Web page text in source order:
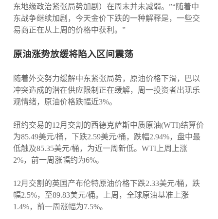
东地缘政治紧张局势加剧）在周末并未减弱。”“随着中
东战争继续加剧，今天金价下跌的一种解释是，一些交
易商正在从上周的价格中获利。”
原油涨势放缓将陷入区间震荡
随着外交努力缓解中东紧张局势，原油价格下滑，巴以
冲突造成的潜在供应限制正在缓解，周一投资者出现乐
观情绪，原油价格跌幅近3%。
纽约交易的12月交割的西德克萨斯中质原油(WTI)结算价
为85.49美元/桶，下跌2.59美元/桶，跌幅2.94%，盘中最
低触及85.35美元/桶，为近一周新低。WTI上周上涨
2%，前一周涨幅约为6%。
12月交割的英国产布伦特原油价格下跌2.33美元/桶，跌
幅2.5%，至89.83美元/桶。上周，全球原油基准上涨
1.4%，前一周涨幅为7.5%。